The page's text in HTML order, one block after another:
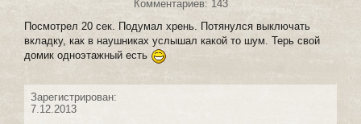
Комментариев: 143
Посмотрел 20 сек. Подумал хрень. Потянулся выключать
вкладку, как в наушниках услышал какой то шум. Терь свой
домик одноэтажный есть
Зарегистрирован:
7.12.2013